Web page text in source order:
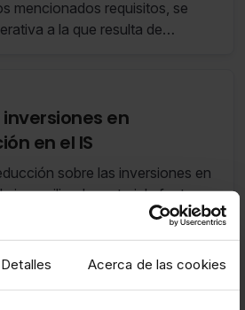
Detalles Acerca de las cookies
mencionados requisitos, se
a la que resulta de
en
en el IS
sobre las inversiones en
inmovilizado material afectos a
que impliquen una reducción
final susceptible de generar
que permita la